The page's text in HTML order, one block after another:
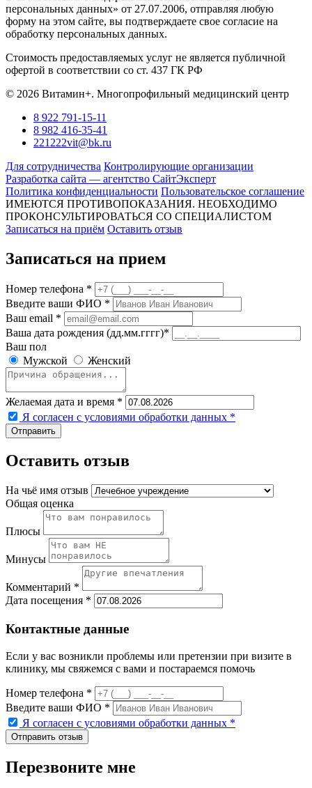
персональных данных» от 27.07.2006, отправляя любую
форму на этом сайте, вы подтверждаете свое согласие на
обработку персональных данных.
Стоимость предоставляемых услуг не является публичной
офертой в соответствии со ст. 437 ГК РФ
© 2026 Витамин+. Многопрофильный медицинский центр
8 922 791-15-11
8 982 416-35-41
221222vit@bk.ru
Для сотрудничества Контролирующие организации
Разработка сайта — агентство СайтЭксперт
Политика конфиденциальности Пользовательское соглашение
ИМЕЮТСЯ ПРОТИВОПОКАЗАНИЯ. НЕОБХОДИМО
ПРОКОНСУЛЬТИРОВАТЬСЯ СО СПЕЦИАЛИСТОМ
Записаться на приём Оставить отзыв
Записаться на прием
Номер телефона *
Введите ваши ФИО *
Ваш email *
Ваша дата рождения (дд.мм.гггг)*
Ваш пол
Мужской
Женский
Желаемая дата и время *
Я согласен с условиями обработки данных *
Оставить отзыв
На чьё имя отзыв
Общая оценка
Плюсы
Минусы
Комментарий *
Дата посещения *
Контактные данные
Если у вас возникли проблемы или претензии при визите в
клинику, мы свяжемся с вами и постараемся помочь
Номер телефона *
Введите ваши ФИО *
Я согласен с условиями обработки данных *
Перезвоните мне